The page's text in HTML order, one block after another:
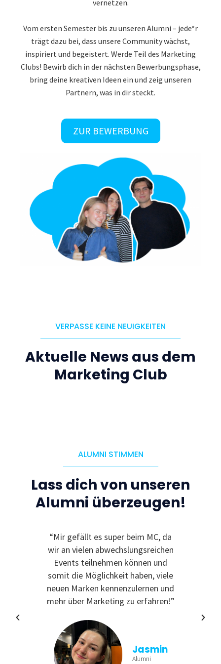
vernetzen.
Vom ersten Semester bis zu unseren Alumni – jede*r
trägt dazu bei, dass unsere Community wächst,
inspiriert und begeistert. Werde Teil des Marketing
Clubs! Bewirb dich in der nächsten Bewerbungsphase,
bring deine kreativen Ideen ein und zeig unseren
Partnern, was in dir steckt.
ZUR BEWERBUNG
VERPASSE KEINE NEUIGKEITEN
Aktuelle News aus dem
Marketing Club
ALUMNI STIMMEN
Lass dich von unseren
Alumni überzeugen!
“Mir gefällt es super beim MC, da
wir an vielen abwechslungsreichen
Events teilnehmen können und
somit die Möglichkeit haben, viele
neuen Marken kennenzulernen und
mehr über Marketing zu erfahren!”
Jasmin
Alumni